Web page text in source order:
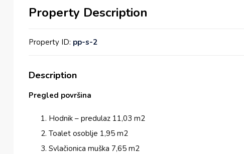
Property Description
Property ID: pp-s-2
Description
Pregled površina
Hodnik – predulaz 11,03 m2
Toalet osoblje 1,95 m2
Svlačionica muška 7,65 m2